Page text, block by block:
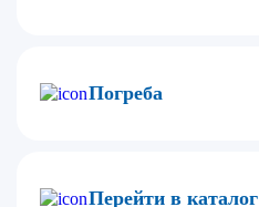
Погреба
Перейти в каталог